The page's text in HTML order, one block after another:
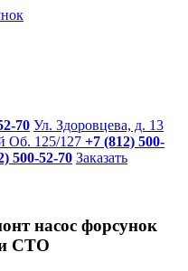
70 Ул. Здоровцева, д. 13
Об. 125/127 +7 (812) 500-
500-52-70 Заказать
насос форсунок
СТО